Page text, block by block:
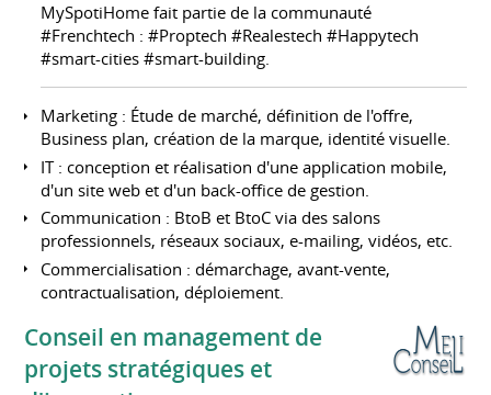
MySpotiHome fait partie de la communauté
#Frenchtech : #Proptech #Realestech #Happytech
#smart-cities #smart-building.
Marketing : Étude de marché, définition de l'offre,
Business plan, création de la marque, identité visuelle.
IT : conception et réalisation d'une application mobile,
d'un site web et d'un back-office de gestion.
Communication : BtoB et BtoC via des salons
professionnels, réseaux sociaux, e-mailing, vidéos, etc.
Commercialisation : démarchage, avant-vente,
contractualisation, déploiement.
Conseil en management de
projets stratégiques et